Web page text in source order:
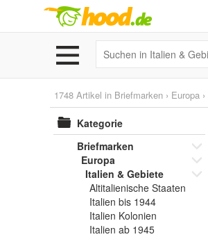
1748 Artikel in Briefmarken › Europa ›
Kategorie
Briefmarken
Europa
Italien & Gebiete
Altitalienische Staaten
Italien bis 1944
Italien Kolonien
Italien ab 1945